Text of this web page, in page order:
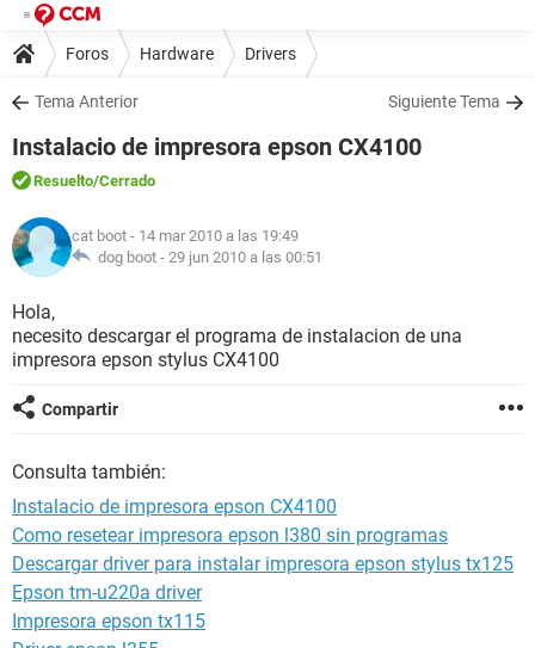
Foros Hardware Drivers
Tema Anterior Siguiente Tema
Instalacio de impresora epson CX4100
Resuelto/Cerrado
cat boot - 14 mar 2010 a las 19:49
dog boot - 29 jun 2010 a las 00:51
Hola,
necesito descargar el programa de instalacion de una
impresora epson stylus CX4100
Compartir
Consulta también:
Instalacio de impresora epson CX4100
Como resetear impresora epson l380 sin programas
Descargar driver para instalar impresora epson stylus tx125
Epson tm-u220a driver
Impresora epson tx115